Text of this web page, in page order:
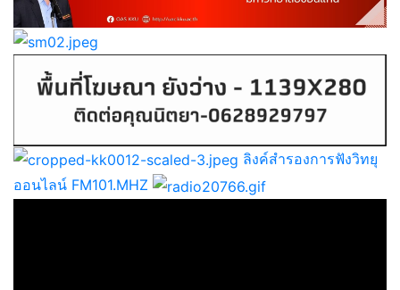
ลิงค์สำรองการฟังวิทยุ
ออนไลน์ FM101.MHZ